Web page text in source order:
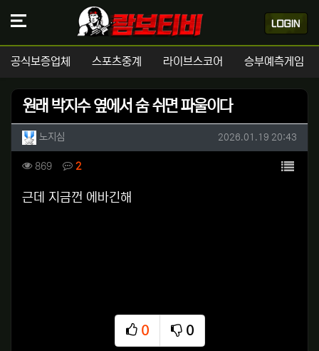
공식보증업체 스포츠중계 라이브스코어 승부예측게임
원래 박지수 옆에서 숨 쉬면 파울이다
작성자 정보
노지심 작성일
2026.01.19 20:43
컨텐츠 정보
869조회 2댓글 목록
본문
근데 지금껀 에바긴해
0
0